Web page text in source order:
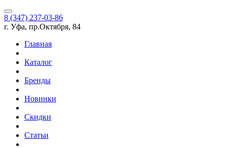
8 (347) 237-03-86
г. Уфа, пр.Октября, 84
Главная
Каталог
Бренды
Новинки
Скидки
Статьи